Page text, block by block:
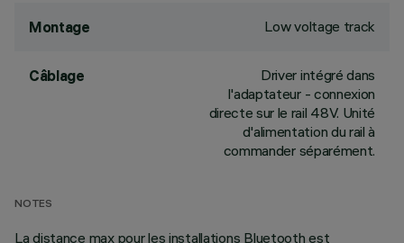
Montage Low voltage track
Câblage
Driver intégré dans
l'adaptateur - connexion
directe sur le rail 48V. Unité
d'alimentation du rail à
commander séparément.
NOTES
La distance max pour les installations Bluetooth est